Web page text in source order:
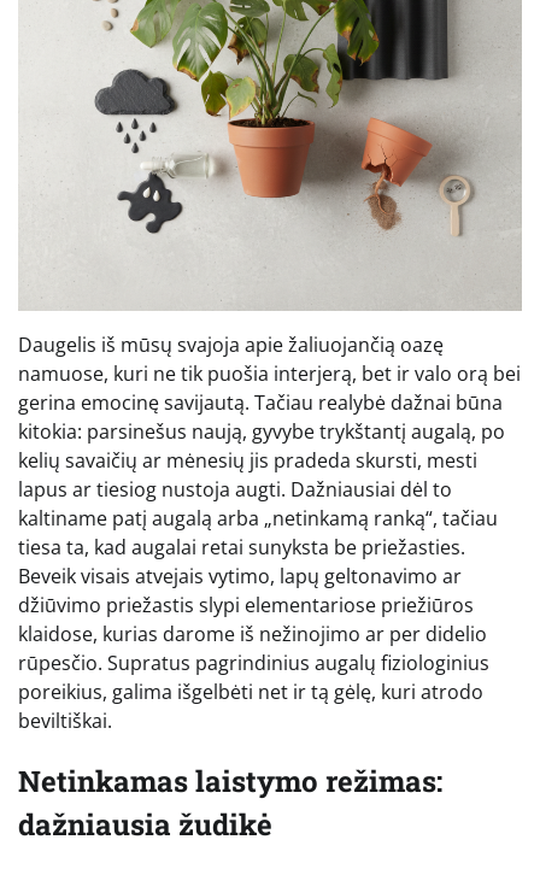
Daugelis iš mūsų svajoja apie žaliuojančią oazę
namuose, kuri ne tik puošia interjerą, bet ir valo orą bei
gerina emocinę savijautą. Tačiau realybė dažnai būna
kitokia: parsinešus naują, gyvybe trykštantį augalą, po
kelių savaičių ar mėnesių jis pradeda skursti, mesti
lapus ar tiesiog nustoja augti. Dažniausiai dėl to
kaltiname patį augalą arba „netinkamą ranką“, tačiau
tiesa ta, kad augalai retai sunyksta be priežasties.
Beveik visais atvejais vytimo, lapų geltonavimo ar
džiūvimo priežastis slypi elementariose priežiūros
klaidose, kurias darome iš nežinojimo ar per didelio
rūpesčio. Supratus pagrindinius augalų fiziologinius
poreikius, galima išgelbėti net ir tą gėlę, kuri atrodo
beviltiškai.
Netinkamas laistymo režimas:
dažniausia žudikė